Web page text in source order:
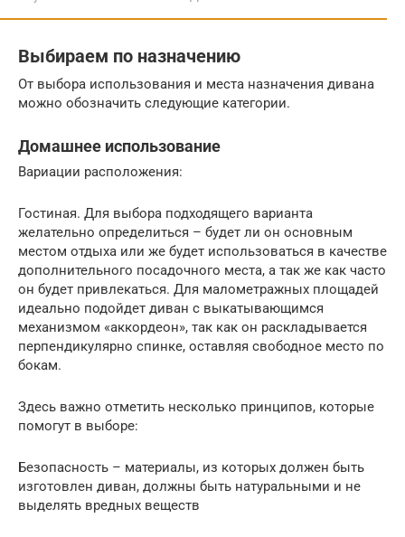
Выбираем по назначению
От выбора использования и места назначения дивана
можно обозначить следующие категории.
Домашнее использование
Вариации расположения:
Гостиная. Для выбора подходящего варианта
желательно определиться – будет ли он основным
местом отдыха или же будет использоваться в качестве
дополнительного посадочного места, а так же как часто
он будет привлекаться. Для малометражных площадей
идеально подойдет диван с выкатывающимся
механизмом «аккордеон», так как он раскладывается
перпендикулярно спинке, оставляя свободное место по
бокам.
Здесь важно отметить несколько принципов, которые
помогут в выборе:
Безопасность – материалы, из которых должен быть
изготовлен диван, должны быть натуральными и не
выделять вредных веществ